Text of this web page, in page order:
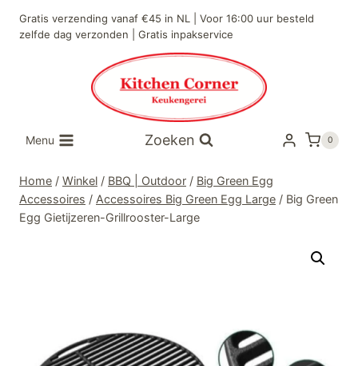
naar
Gratis verzending vanaf €45 in NL | Voor 16:00 uur besteld
zelfde dag verzonden | Gratis inpakservice
Menu Zoeken 0
Home / Winkel / BBQ | Outdoor / Big Green Egg
Accessoires / Accessoires Big Green Egg Large / Big Green
Egg Gietijzeren-Grillrooster-Large